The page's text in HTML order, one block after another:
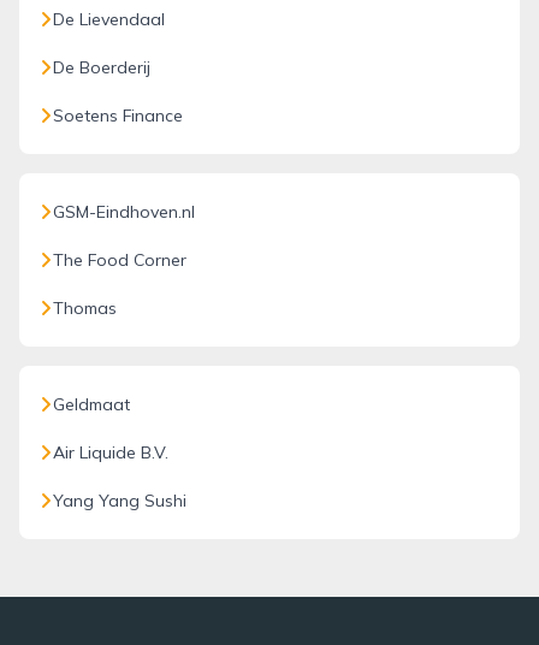
De Lievendaal
De Boerderij
Soetens Finance
GSM-Eindhoven.nl
The Food Corner
Thomas
Geldmaat
Air Liquide B.V.
Yang Yang Sushi